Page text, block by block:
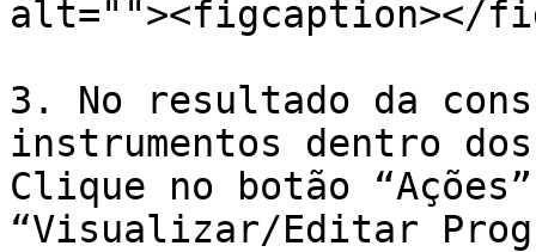
alt=""><figcaption></
3. No resultado da
instrumentos dentro
Clique no botão
“Visualizar/Editar